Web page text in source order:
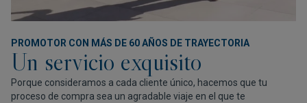
PROMOTOR CON MÁS DE 60 AÑOS DE TRAYECTORIA
Un servicio exquisito
Porque consideramos a cada cliente único, hacemos que tu
proceso de compra sea un agradable viaje en el que te